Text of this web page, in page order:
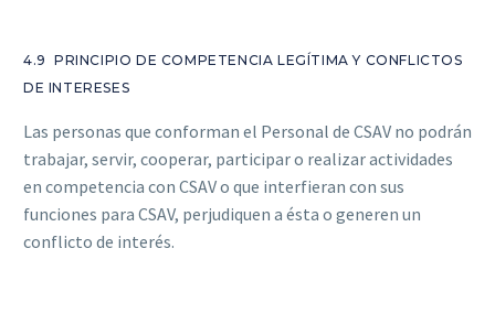
4.9 PRINCIPIO DE COMPETENCIA LEGÍTIMA Y CONFLICTOS
DE INTERESES
Las personas que conforman el Personal de CSAV no podrán
trabajar, servir, cooperar, participar o realizar actividades
en competencia con CSAV o que interfieran con sus
funciones para CSAV, perjudiquen a ésta o generen un
conflicto de interés.